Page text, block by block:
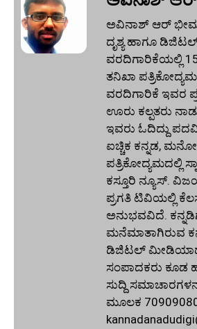
ಅವಿನಾಶ್‌ ಆರ್‌
ದೃಶ್ಯ ಹಾಗೂ
ವರದಿಗಾರಿಕೆಯಲ್ಲಿ
ತನಿಖಾ
ವರದಿಗಾರಿಕೆ ಇವರ
ಊರು ಕಲ್ಪತರು
ಇವರು ಓದಿದ್ದು
ಐಚ್ಚಿಕ ಕನ್ನಡ,
ಪತ್ರಿಕೋದ್ಯಮದಲ್ಲಿ
ಕಸ್ತೂರಿ ನ್ಯೂಸ್‌.
ಪ್ರಗತಿ ಟಿವಿಯಲ್ಲಿ
ಅನುಭವವಿದೆ.
ಮನೆಮಾತಾಗಿರುವ
ಡಿಜಿಟಲ್‌ ಮೀಡಿಯಾದ
ಸಂಪಾದಕರು ಕೂಡ
ಸುದ್ದಿ
ಮೂಲಕ